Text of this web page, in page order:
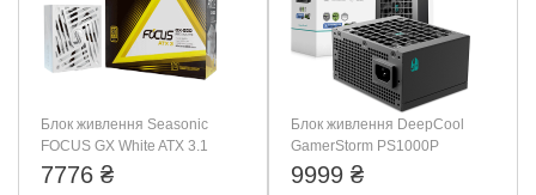
Блок живлення Seasonic
FOCUS GX White ATX 3.1
(2024) Gold 850 W (GX-
7776 ₴
Блок живлення DeepCool
GamerStorm PS1000P
1000W (R-PSA00P-FE0B-
9999 ₴